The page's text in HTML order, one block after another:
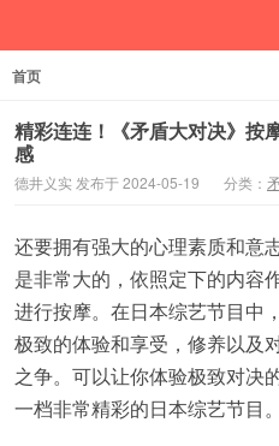
首页
精彩连连！《矛盾大对决》按
感
德井义实 发布于 2024-05-19 分类：
还要拥有强大的心理素质和意
是非常大的，依照定下的内容
进行按摩。在日本综艺节目中
极致的体验和享受，修养以及
之争。可以让你体验极致对决
一档非常精彩的日本综艺节目。